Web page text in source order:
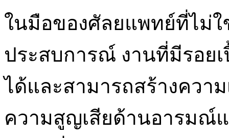
ในมือของศัลยแพทย์ที่ไม่
ประสบการณ์ งานที่มีรอย
ได้และสามารถสร้างควา
ความสูญเสียด้านอารมณ์